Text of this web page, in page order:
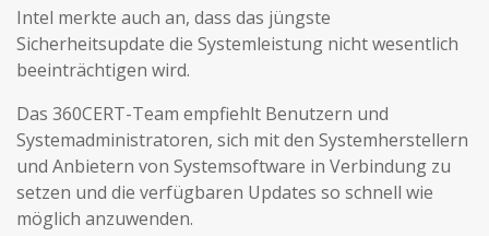
Intel merkte auch an, dass das jüngste
Sicherheitsupdate die Systemleistung nicht wesentlich
beeinträchtigen wird.
Das 360CERT-Team empfiehlt Benutzern und
Systemadministratoren, sich mit den Systemherstellern
und Anbietern von Systemsoftware in Verbindung zu
setzen und die verfügbaren Updates so schnell wie
möglich anzuwenden.